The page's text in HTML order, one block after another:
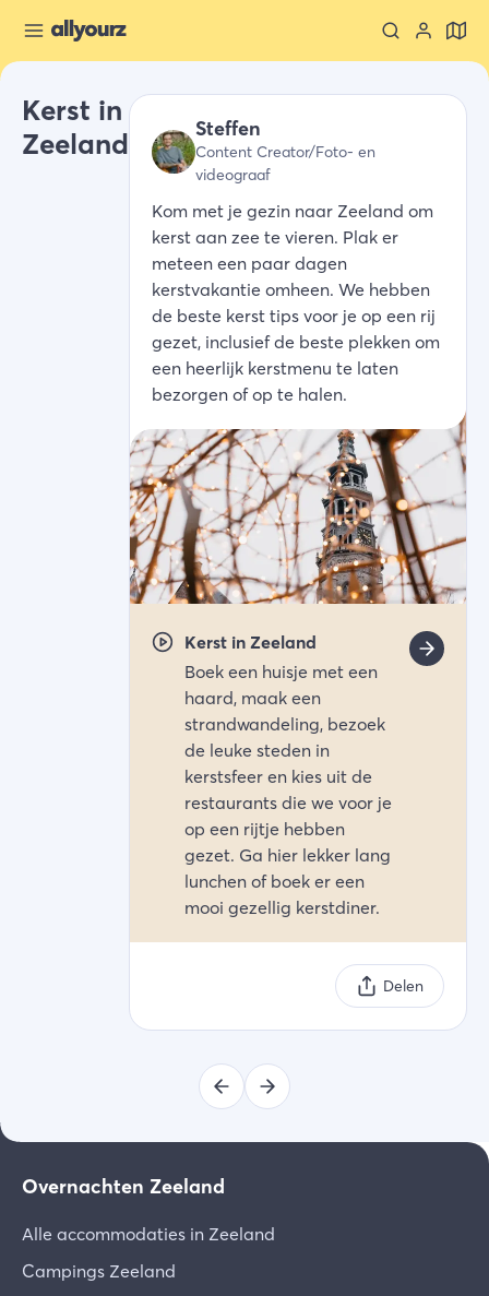
Kerst in
Zeeland
Steffen
Content Creator/Foto- en
videograaf
Kom met je gezin naar Zeeland om
kerst aan zee te vieren. Plak er
meteen een paar dagen
kerstvakantie omheen. We hebben
de beste kerst tips voor je op een rij
gezet, inclusief de beste plekken om
een heerlijk kerstmenu te laten
bezorgen of op te halen.
Kerst in Zeeland
Boek een huisje met een
haard, maak een
strandwandeling, bezoek
de leuke steden in
kerstsfeer en kies uit de
restaurants die we voor je
op een rijtje hebben
gezet. Ga hier lekker lang
lunchen of boek er een
mooi gezellig kerstdiner.
Delen
Overnachten Zeeland
Alle accommodaties in Zeeland
Campings Zeeland